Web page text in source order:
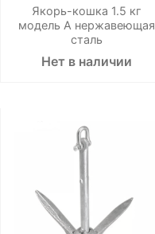
Якорь-кошка 1.5 кг
модель А нержавеющая
сталь
Нет в наличии